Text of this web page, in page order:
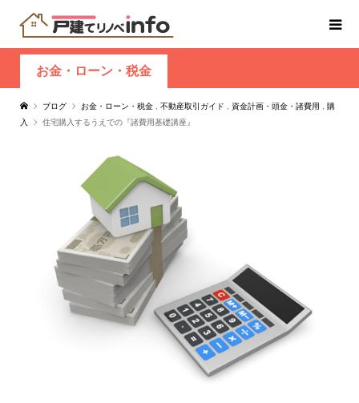
お金・ローン・税金
ブログ お金・ローン・税金 不動産取引ガイド 資金計画・頭金・諸費用
購
入
住宅購入するうえでの『諸費用基礎講座』